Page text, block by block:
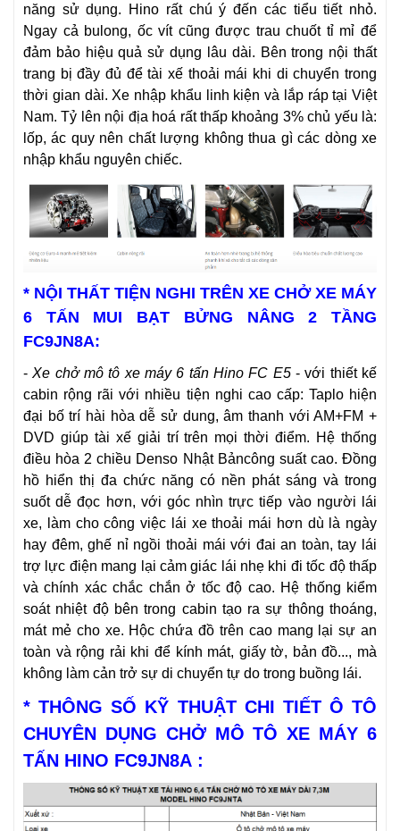
năng sử dụng. Hino rất chú ý đến các tiểu tiết nhỏ.
Ngay cả bulong, ốc vít cũng được trau chuốt tỉ mỉ để
đảm bảo hiệu quả sử dụng lâu dài. Bên trong nội thất
trang bị đầy đủ để tài xế thoải mái khi di chuyển trong
thời gian dài. Xe nhập khẩu linh kiện và lắp ráp tại Việt
Nam. Tỷ lên nội địa hoá rất thấp khoảng 3% chủ yếu là:
lốp, ác quy nên chất lượng không thua gì các dòng xe
nhập khẩu nguyên chiếc.
* NỘI THẤT TIỆN NGHI TRÊN XE CHỞ XE MÁY
6 TẤN MUI BẠT BỬNG NÂNG 2 TẦNG
FC9JN8A:
-Xe chở mô tô xe máy 6 tấn Hino FC E5- với thiết kế
cabin rộng rãi với nhiều tiện nghi cao cấp: Taplo hiện
đại bố trí hài hòa dễ sử dung, âm thanh với AM+FM +
DVD giúp tài xế giải trí trên mọi thời điểm. Hệ thống
điều hòa 2 chiều Denso Nhật Bảncông suất cao. Đồng
hồ hiển thị đa chức năng có nền phát sáng và trong
suốt dễ đọc hơn, với góc nhìn trực tiếp vào người lái
xe, làm cho công việc lái xe thoải mái hơn dù là ngày
hay đêm, ghế nỉ ngồi thoải mái với đai an toàn, tay lái
trợ lực điện mang lại cảm giác lái nhẹ khi đi tốc độ thấp
và chính xác chắc chắn ở tốc độ cao. Hệ thống kiểm
soát nhiệt độ bên trong cabin tạo ra sự thông thoáng,
mát mẻ cho xe. Hộc chứa đồ trên cao mang lại sự an
toàn và rộng rải khi để kính mát, giấy tờ, bản đồ..., mà
không làm cản trở sự di chuyển tự do trong buồng lái.
*THÔNG SỐ KỸ THUẬT CHI TIẾT Ô TÔ
CHUYÊN DỤNG CHỞ MÔ TÔ XE MÁY 6
TẤN HINO FC9JN8A :